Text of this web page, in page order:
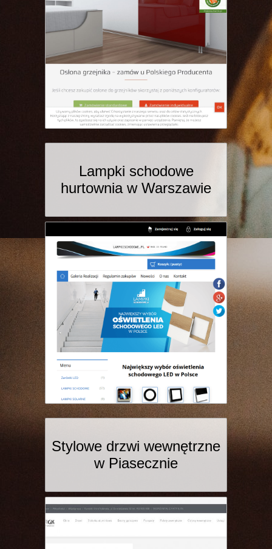
Lampki schodowe
hurtownia w Warszawie
Stylowe drzwi wewnętrzne
w Piasecznie